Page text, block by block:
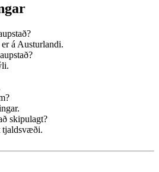
á Austurlandi.
skipulagt?
tjaldsvæði.